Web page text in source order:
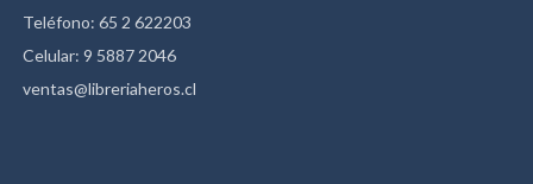
Teléfono: 65 2 622203
Celular: 9 5887 2046
ventas@libreriaheros.cl